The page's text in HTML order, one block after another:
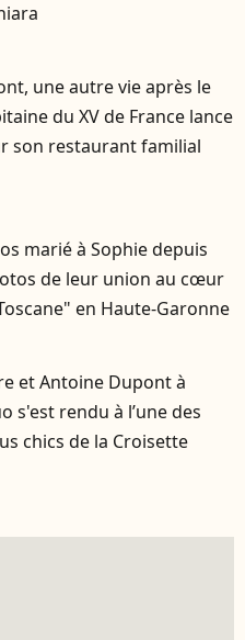
une autre vie après le
du XV de France lance
son restaurant familial
marié à Sophie depuis
de leur union au cœur
en Haute-Garonne
et Antoine Dupont à
s'est rendu à l’une des
chics de la Croisette